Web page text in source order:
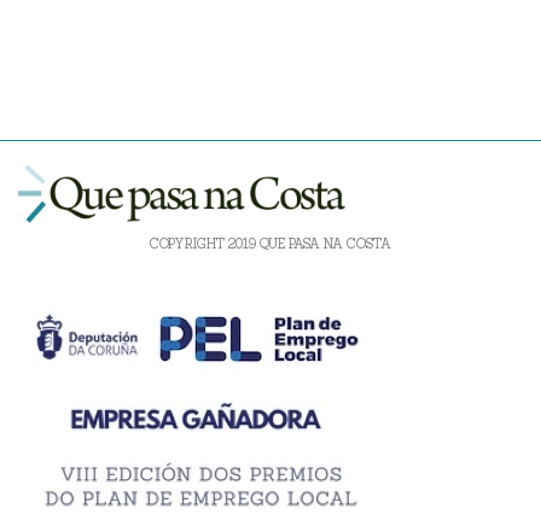
COPYRIGHT 2019 QUE PASA NA COSTA